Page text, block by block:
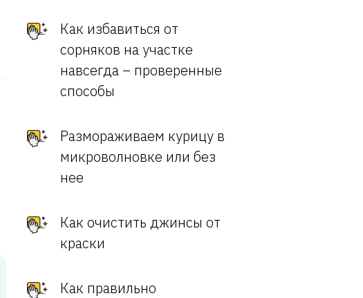
Как избавиться от
сорняков на участке
навсегда – проверенные
способы
Размораживаем курицу в
микроволновке или без
нее
Как очистить джинсы от
краски
Как правильно